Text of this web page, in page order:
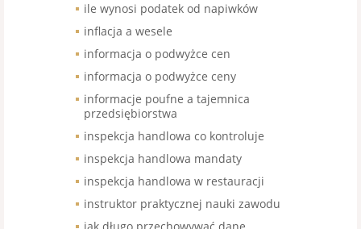
ile wynosi podatek od napiwków
inflacja a wesele
informacja o podwyżce cen
informacja o podwyżce ceny
informacje poufne a tajemnica
przedsiębiorstwa
inspekcja handlowa co kontroluje
inspekcja handlowa mandaty
inspekcja handlowa w restauracji
instruktor praktycznej nauki zawodu